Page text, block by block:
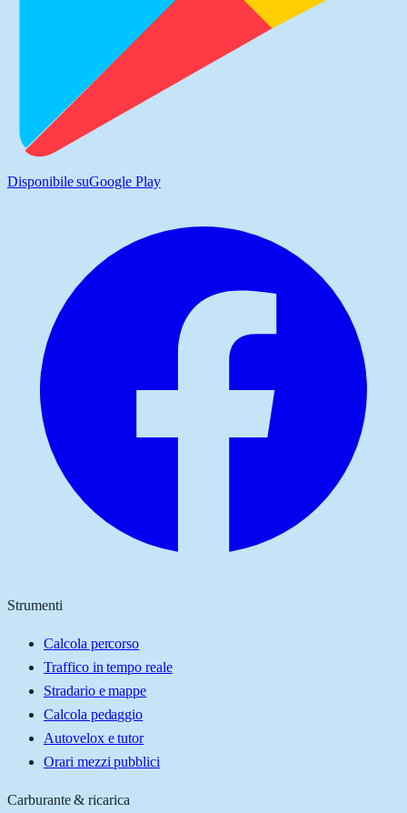
Disponibile suGoogle Play
Strumenti
Calcola percorso
Traffico in tempo reale
Stradario e mappe
Calcola pedaggio
Autovelox e tutor
Orari mezzi pubblici
Carburante & ricarica